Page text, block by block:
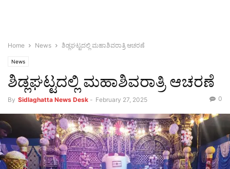
Home News ಶಿಡ್ಲಘಟ್ಟದಲ್ಲಿ ಮಹಾಶಿವರಾತ್ರಿ ಆಚರಣೆ
News
ಶಿಡ್ಲಘಟ್ಟದಲ್ಲಿ ಮಹಾಶಿವರಾತ್ರಿ ಆಚರಣೆ
By Sidlaghatta News Desk - February 27, 2025 0